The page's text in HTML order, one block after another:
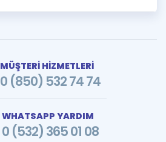
MÜŞTERİ HİZMETLERİ
0 (850) 532 74 74
WHATSAPP YARDIM
0 (532) 365 01 08